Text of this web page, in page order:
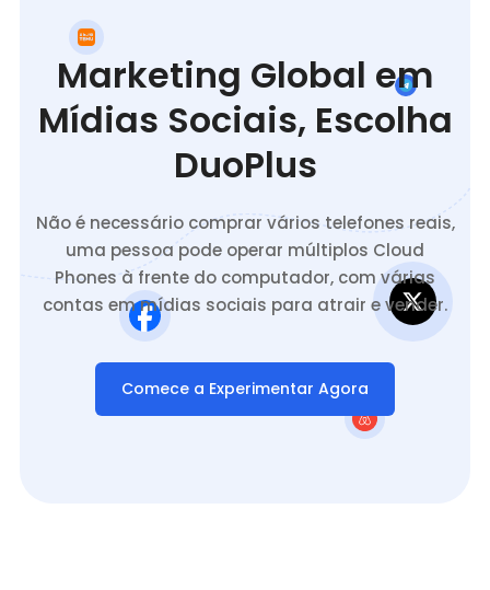
Marketing Global em
Mídias Sociais, Escolha
DuoPlus
Não é necessário comprar vários telefones reais,
uma pessoa pode operar múltiplos Cloud
Phones à frente do computador, com várias
contas em mídias sociais para atrair e vender.
Comece a Experimentar Agora